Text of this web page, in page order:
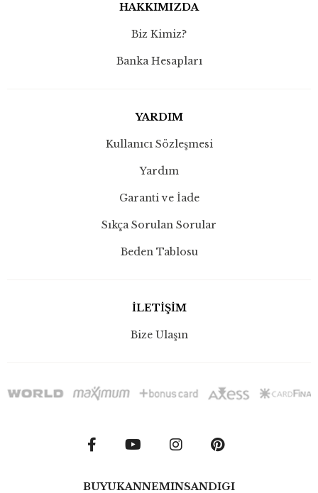
HAKKIMIZDA
Biz Kimiz?
Banka Hesapları
YARDIM
Kullanıcı Sözleşmesi
Yardım
Garanti ve İade
Sıkça Sorulan Sorular
Beden Tablosu
İLETİŞİM
Bize Ulaşın
BUYUKANNEMINSANDIGI